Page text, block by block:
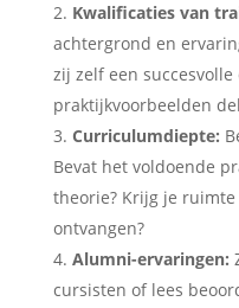
Kwalificaties van
achtergrond en
zij zelf een
praktijkvoorbeelden
Curriculumdiepte:
Bevat het voldoende
theorie? Krijg je
ontvangen?
Alumni-ervaringen:
cursisten of lees